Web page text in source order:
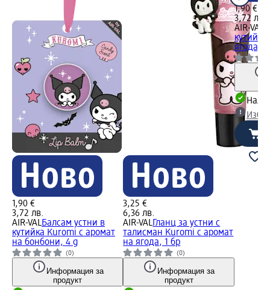
1,90 €
3,72 лв.
AIR-VALБалсам устни в
кутийка Kuromi с аромат
на бонбони, 4 g
(0)
Информация за
продукт
3,25 €
6,36 лв.
AIR-VALГланц за устни с
талисман Kuromi с аромат
на ягода, 1 бр
(0)
Информация за
продукт
1,90 €
3,72 лв.
AIR-VAL
ягода, 4